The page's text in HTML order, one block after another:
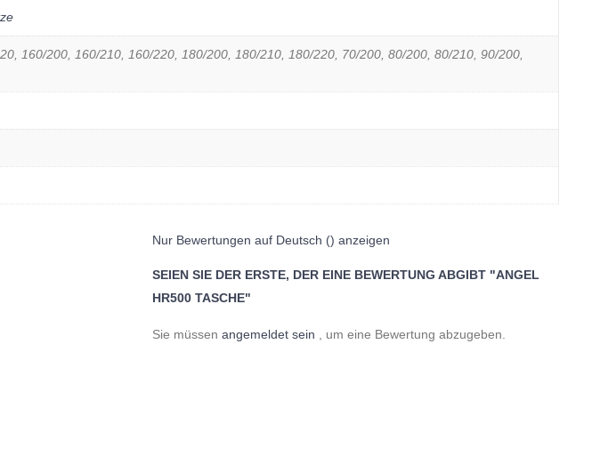
160/200, 160/210, 160/220, 180/200, 180/210, 180/220, 70/200, 80/200, 80/210, 90/200,
Nur Bewertungen auf Deutsch () anzeigen
SEIEN SIE DER ERSTE, DER EINE BEWERTUNG ABGIBT "ANGEL
HR500 TASCHE"
Sie müssen angemeldet sein , um eine Bewertung abzugeben.